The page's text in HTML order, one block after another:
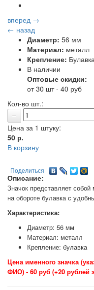
вперед →
← назад
Диаметр: 56 мм
Материал: металл
Крепление:
В наличии
Оптовые скидки:
от 30 шт - 40 руб
Кол-во шт.:
Цена за 1 штуку:
50 р.
В корзину
Поделиться
Описание:
Значок представляет
на обороте булавка с
Характеристика:
Диаметр: 56 мм
Материал: металл
Крепление: булавка
Цена именного значка
ФИО) - 60 руб (+20 рублей